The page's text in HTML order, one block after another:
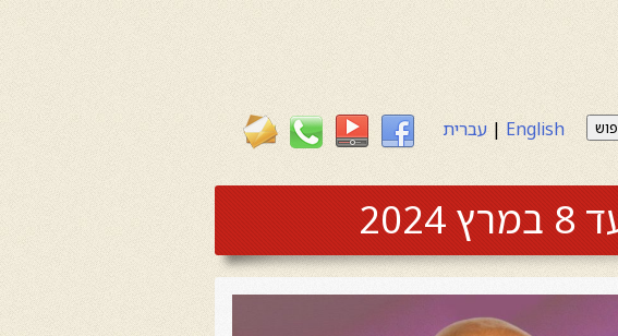
English
|עברית